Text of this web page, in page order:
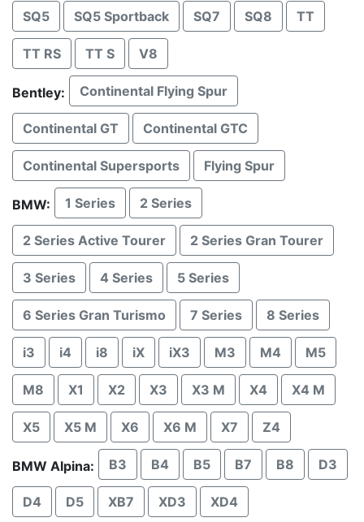
SQ5 SQ5 Sportback SQ7 SQ8 TT
TT RS TT S V8
Bentley: Continental Flying Spur
Continental GT Continental GTC
Continental Supersports Flying Spur
BMW: 1 Series 2 Series
2 Series Active Tourer 2 Series Gran Tourer
3 Series 4 Series 5 Series
6 Series Gran Turismo 7 Series 8 Series
i3 i4 i8 iX iX3 M3 M4 M5
M8 X1 X2 X3 X3 M X4 X4 M
X5 X5 M X6 X6 M X7 Z4
BMW Alpina: B3 B4 B5 B7 B8 D3
D4 D5 XB7 XD3 XD4